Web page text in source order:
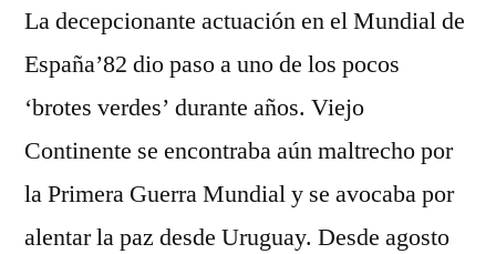
La decepcionante actuación en el Mundial de
España’82 dio paso a uno de los pocos
‘brotes verdes’ durante años. Viejo
Continente se encontraba aún maltrecho por
la Primera Guerra Mundial y se avocaba por
alentar la paz desde Uruguay. Desde agosto